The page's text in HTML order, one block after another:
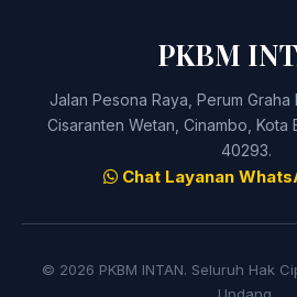
PKBM
Jalan Pesona Raya, Perum Graha
Cisaranten Wetan, Cinambo, Kota
40293.
Chat Layanan
© 2026 PKBM INTAN. Seluruh Hak
Undang.